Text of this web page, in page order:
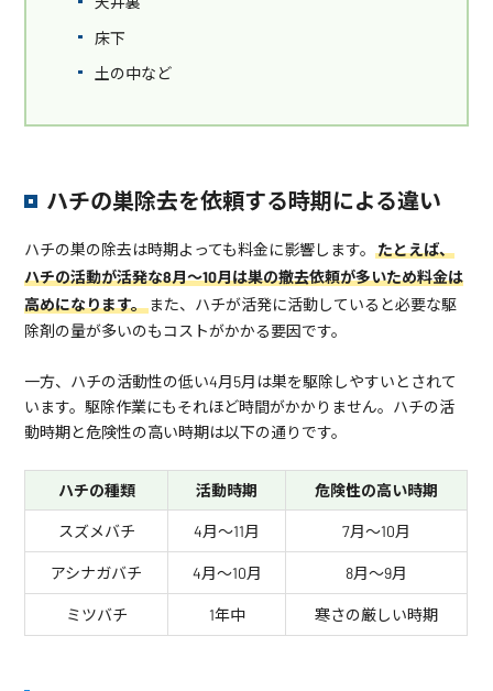
床下
土の中など
ハチの巣除去を依頼する時期による違い
ハチの巣の除去は時期よっても料金に影響します。たとえば、
ハチの活動が活発な8月～10月は巣の撤去依頼が多いため料金は
高めになります。 また、ハチが活発に活動していると必要な駆
除剤の量が多いのもコストがかかる要因です。
一方、ハチの活動性の低い4月5月は巣を駆除しやすいとされて
います。駆除作業にもそれほど時間がかかりません。ハチの活
動時期と危険性の高い時期は以下の通りです。
ハチの種類 活動時期 危険性の高い時期
スズメバチ 4月～11月 7月～10月
アシナガバチ 4月～10月 8月～9月
ミツバチ 1年中 寒さの厳しい時期